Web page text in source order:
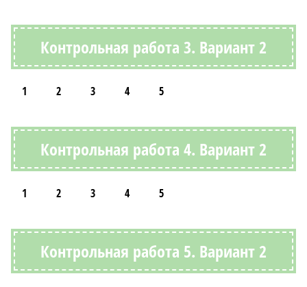
Контрольная работа 3. Вариант 2
1 2 3 4 5
Контрольная работа 4. Вариант 2
1 2 3 4 5
Контрольная работа 5. Вариант 2